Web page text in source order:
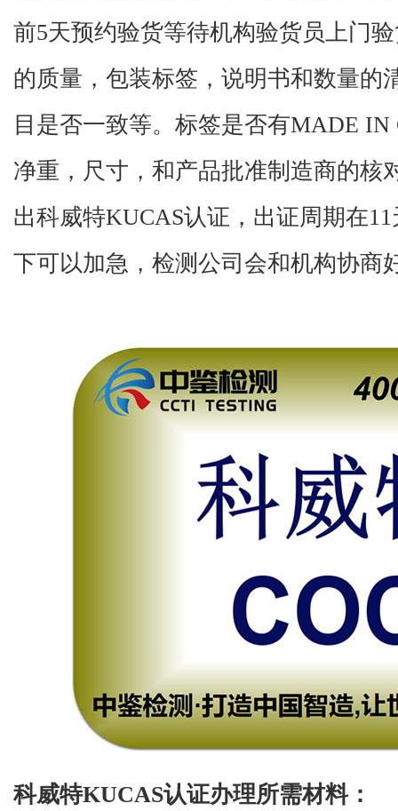
前5天预约验货等待机构验货员上门
的质量，包装标签，说明书和数量的
目是否一致等。标签是否有MADE IN
净重，尺寸，和产品批准制造商的核
出科威特KUCAS认证，出证周期在11
下可以加急，检测公司会和机构协商
科威特KUCAS认证办理所需材料：